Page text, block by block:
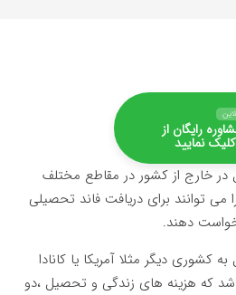
رایگان از
نمایید
خارج از کشور در مقاطع مختلف
می توانند برای دریافت فاند تحصیلی
دهند.
کشوری دیگر مثلا آمریکا یا کانادا
که هزینه های زندگی و تحصیل ،دو